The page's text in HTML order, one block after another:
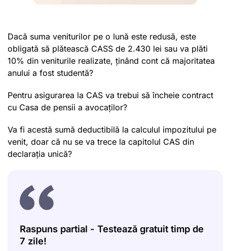
Dacă suma veniturilor pe o lună este redusă, este
obligată să plătească CASS de 2.430 lei sau va plăti
10% din veniturile realizate, ținând cont că majoritatea
anului a fost studentă?
Pentru asigurarea la CAS va trebui să încheie contract
cu Casa de pensii a avocaților?
Va fi acestă sumă deductibilă la calculul impozitului pe
venit, doar că nu se va trece la capitolul CAS din
declarația unică?
Raspuns partial - Testează gratuit timp de
7 zile!